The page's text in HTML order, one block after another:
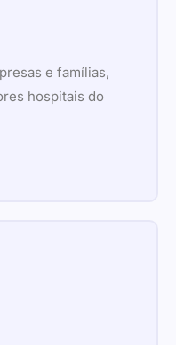
e famílias,
hospitais do